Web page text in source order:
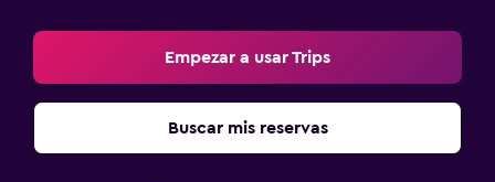
Empezar a usar Trips
Buscar mis reservas